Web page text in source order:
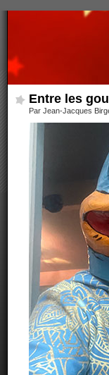
Entre les
Par Jean-Jacques